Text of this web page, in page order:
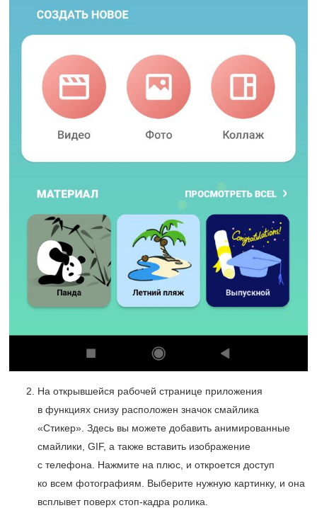
На открывшейся рабочей странице приложения
в функциях снизу расположен значок смайлика
«Стикер». Здесь вы можете добавить анимированные
смайлики, GIF, а также вставить изображение
с телефона. Нажмите на плюс, и откроется доступ
ко всем фотографиям. Выберите нужную картинку, и она
всплывет поверх стоп-кадра ролика.